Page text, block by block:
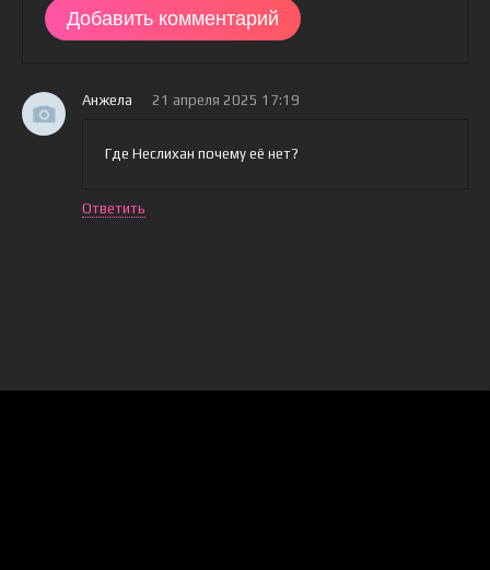
Добавить комментарий
Анжела 21 апреля 2025 17:19
Где Неслихан почему её нет?
Ответить